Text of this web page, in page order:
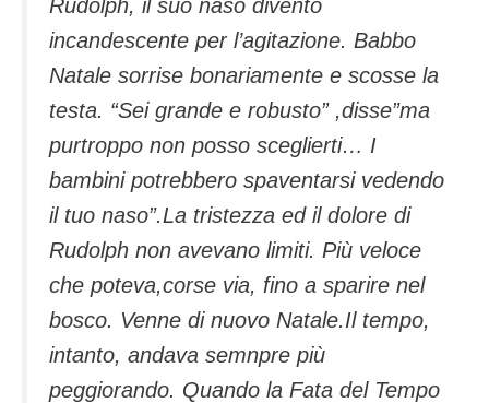
Rudolph, il suo naso diventò
incandescente per l’agitazione. Babbo
Natale sorrise bonariamente e scosse la
testa. “Sei grande e robusto” ,disse”ma
purtroppo non posso sceglierti… I
bambini potrebbero spaventarsi vedendo
il tuo naso”.La tristezza ed il dolore di
Rudolph non avevano limiti. Più veloce
che poteva,corse via, fino a sparire nel
bosco. Venne di nuovo Natale.Il tempo,
intanto, andava semnpre più
peggiorando. Quando la Fata del Tempo